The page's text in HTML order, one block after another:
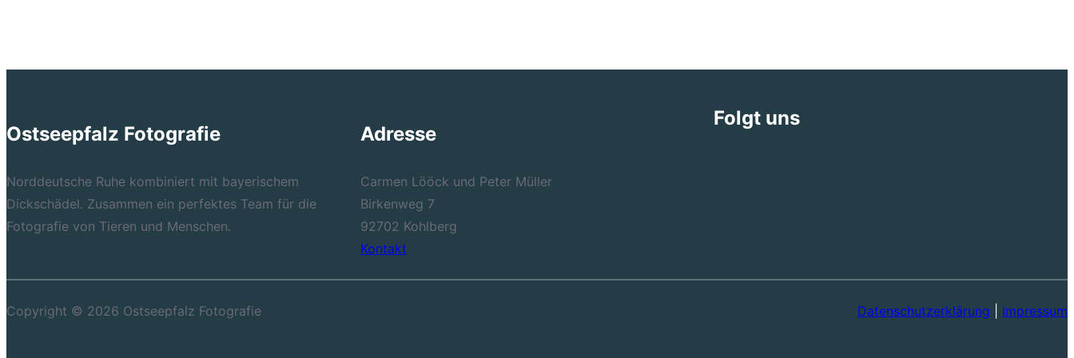
Ostseepfalz Fotografie
Norddeutsche Ruhe kombiniert mit bayerischem
Dickschädel. Zusammen ein perfektes Team für die
Fotografie von Tieren und Menschen.
Adresse
Carmen Lööck und Peter Müller
Birkenweg 7
92702 Kohlberg
Kontakt
Folgt uns
Copyright © 2026 Ostseepfalz Fotografie Datenschutzerklärung Impressum